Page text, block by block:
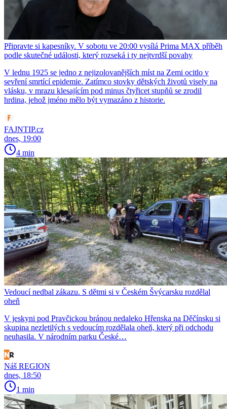
Připravte si kapesníky. V sobotu ve 20:00 vysílá Prima MAX příběh
podle skutečné události, který rozseká i ty nejtvrdší povahy
V lednu 1925 se jedno z nejizolovanějších míst na Zemi ocitlo v
sevření smrtící epidemie. Zatímco stovky dětských životů visely na
vlásku, v mrazu klesajícím pod minus čtyřicet stupňů se zrodil
hrdina, jehož jméno mělo být vymazáno z historie.
FAJNTIP.cz
dnes, 19:00
4 min
Vedoucí nedbal zákazu. S dětmi si v Českém Švýcarsku rozdělal
oheň
V jeskyni pod Pravčickou bránou nedaleko Hřenska na Děčínsku si
skupina nezletilých s vedoucím rozdělala oheň, který při odchodu
neuhasila. V národním parku České…
Náš REGION
dnes, 18:50
1 min